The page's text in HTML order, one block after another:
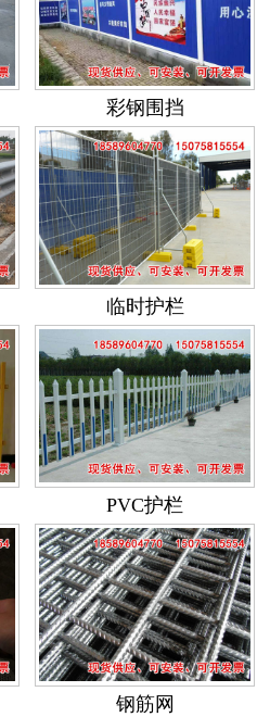
彩钢围挡
临时护栏
PVC护栏
钢筋网